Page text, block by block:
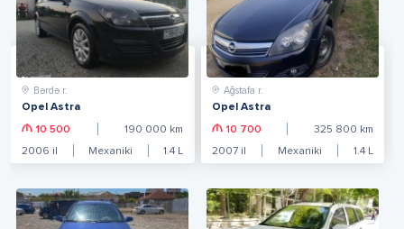
Bərdə r.
Opel Astra
10 500 190 000 km
2006 il Mexaniki 1.4 L
Ağstafa r.
Opel Astra
10 700 325 800 km
2007il Mexaniki 1.4L